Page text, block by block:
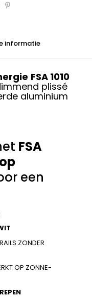
informatie
FSA 1010
plissé
aluminium
FSA
een
ZONDER
OP ZONNE-